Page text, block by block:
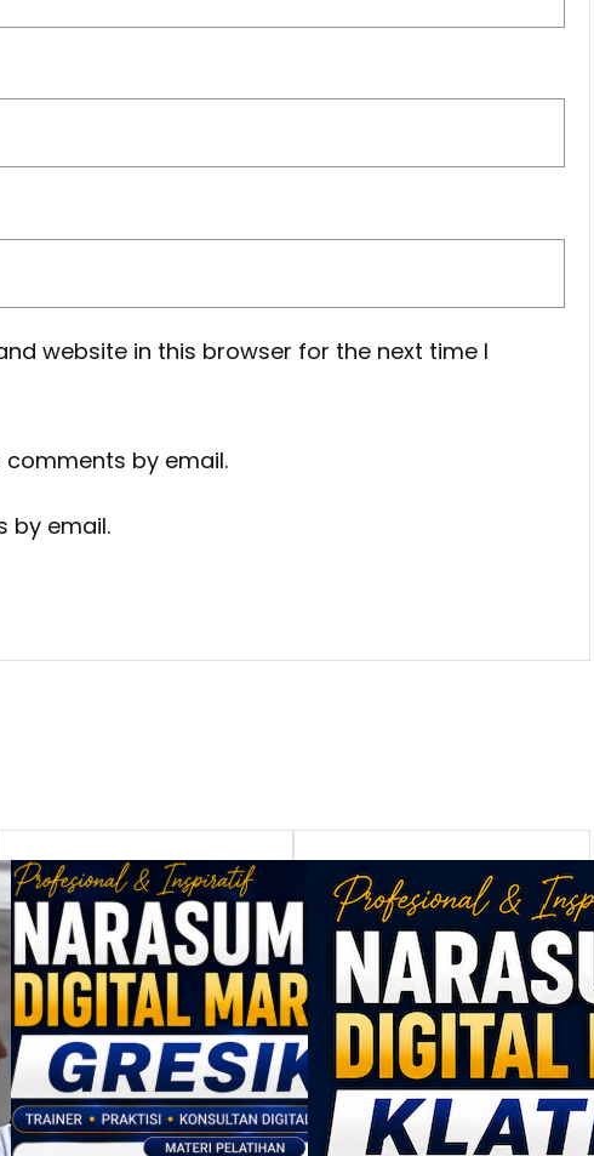
website in this browser for the next time I
by email.
by email.